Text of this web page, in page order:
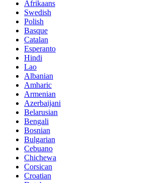
Afrikaans
Swedish
Polish
Basque
Catalan
Esperanto
Hindi
Lao
Albanian
Amharic
Armenian
Azerbaijani
Belarusian
Bengali
Bosnian
Bulgarian
Cebuano
Chichewa
Corsican
Croatian